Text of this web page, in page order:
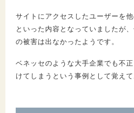
サイトにアクセスしたユーザーを
といった内容となっていましたが
の被害は出なかったようです。
ベネッセのような大手企業でも不
けてしまうという事例として覚えて